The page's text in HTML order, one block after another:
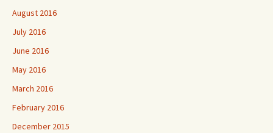
August 2016
July 2016
June 2016
May 2016
March 2016
February 2016
December 2015